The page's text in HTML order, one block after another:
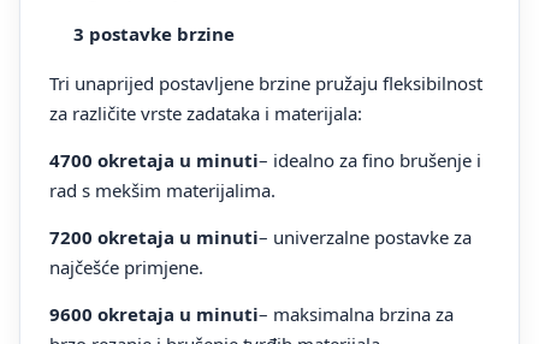
3 postavke brzine
Tri unaprijed postavljene brzine pružaju fleksibilnost
za različite vrste zadataka i materijala:
4700 okretaja u minuti– idealno za fino brušenje i
rad s mekšim materijalima.
7200 okretaja u minuti– univerzalne postavke za
najčešće primjene.
9600 okretaja u minuti– maksimalna brzina za